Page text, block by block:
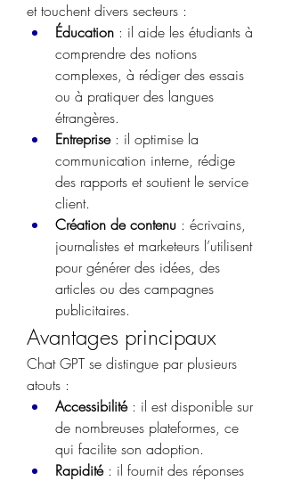
et touchent divers secteurs :
Éducation : il aide les étudiants à
comprendre des notions
complexes, à rédiger des essais
ou à pratiquer des langues
étrangères.
Entreprise : il optimise la
communication interne, rédige
des rapports et soutient le service
client.
Création de contenu : écrivains,
journalistes et marketeurs l’utilisent
pour générer des idées, des
articles ou des campagnes
publicitaires.
Avantages principaux
Chat GPT se distingue par plusieurs
atouts :
Accessibilité : il est disponible sur
de nombreuses plateformes, ce
qui facilite son adoption.
Rapidité : il fournit des réponses